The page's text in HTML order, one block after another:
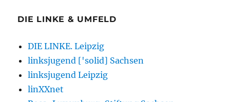
DIE LINKE & UMFELD
DIE LINKE. Leipzig
linksjugend ['solid] Sachsen
linksjugend Leipzig
linXXnet